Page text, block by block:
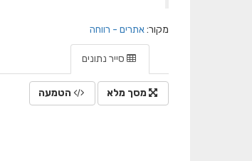
מקור:אתרים - רווחה
סייר נתונים
מסך מלא הטמעה